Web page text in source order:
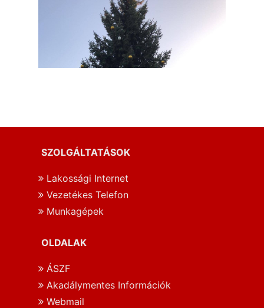
SZOLGÁLTATÁSOK
Lakossági Internet
Vezetékes Telefon
Munkagépek
OLDALAK
ÁSZF
Akadálymentes Információk
Webmail